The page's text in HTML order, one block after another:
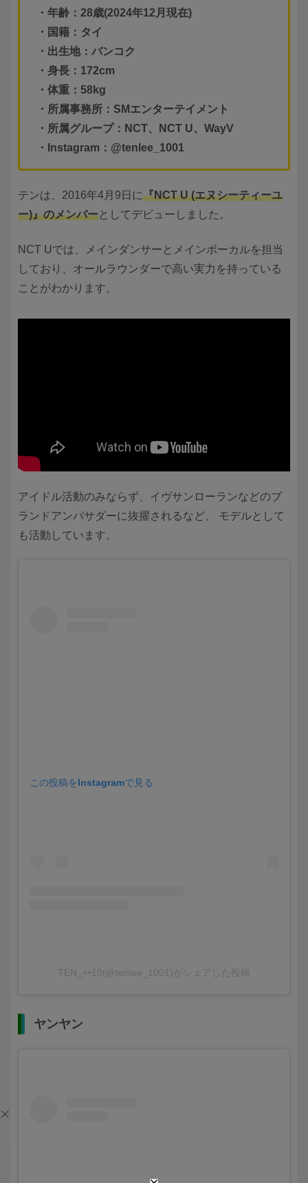
・年齢：28歳(2024年12月現在)
・国籍：タイ
・出生地：バンコク
・身長：172cm
・体重：58kg
・所属事務所：SMエンターテイメント
・所属グループ：NCT、NCT U、WayV
・Instagram：@tenlee_1001
テンは、2016年4月9日に『NCT U (エヌシーティーユ
ー)』のメンバーとしてデビューしました。
NCT Uでは、メインダンサーとメインボーカルを担当
しており、オールラウンダーで高い実力を持っている
ことがわかります。
アイドル活動のみならず、イヴサンローランなどのブ
ランドアンバサダーに抜擢されるなど、 モデルとして
も活動しています。
この投稿をInstagramで見る
TEN_+•10(@tenlee_1001)がシェアした投稿
ヤンヤン